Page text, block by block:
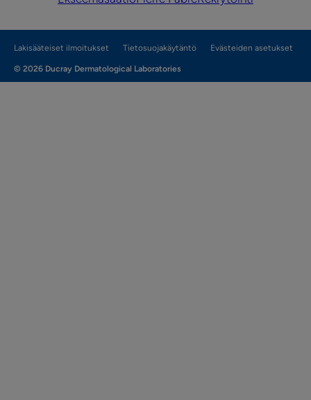
Lakisääteiset ilmoitukset Tietosuojakäytäntö Evästeiden asetukset
© 2026 Ducray Dermatological Laboratories